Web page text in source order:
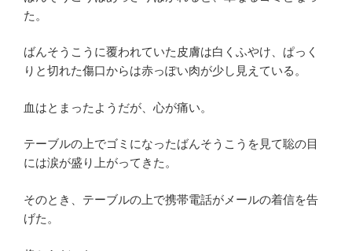
た。
ばんそうこうに覆われていた皮膚は白くふやけ、ぱっく
りと切れた傷口からは赤っぽい肉が少し見えている。
血はとまったようだが、心が痛い。
テーブルの上でゴミになったばんそうこうを見て聡の目
には涙が盛り上がってきた。
そのとき、テーブルの上で携帯電話がメールの着信を告
げた。